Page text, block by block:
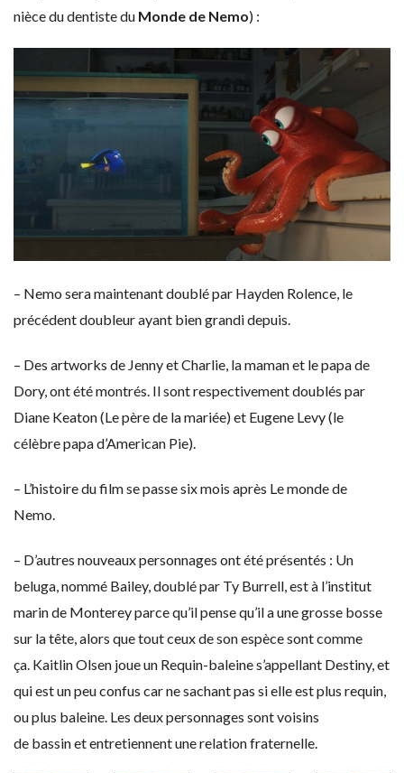
nièce du dentiste du Monde de Nemo) :
– Nemo sera maintenant doublé par Hayden Rolence, le
précédent doubleur ayant bien grandi depuis.
– Des artworks de Jenny et Charlie, la maman et le papa de
Dory, ont été montrés. Il sont respectivement doublés par
Diane Keaton (Le père de la mariée) et Eugene Levy (le
célèbre papa d’American Pie).
– L’histoire du film se passe six mois après Le monde de
Nemo.
– D’autres nouveaux personnages ont été présentés : Un
beluga, nommé Bailey, doublé par Ty Burrell, est à l’institut
marin de Monterey parce qu’il pense qu’il a une grosse bosse
sur la tête, alors que tout ceux de son espèce sont comme
ça. Kaitlin Olsen joue un Requin-baleine s’appellant Destiny, et
qui est un peu confus car ne sachant pas si elle est plus requin,
ou plus baleine. Les deux personnages sont voisins
de bassin et entretiennent une relation fraternelle.